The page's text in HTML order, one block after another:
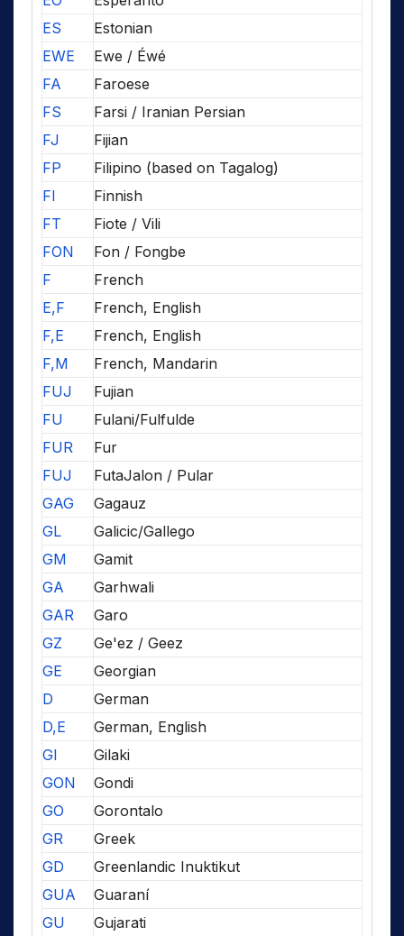
ES
Estonian
EWE
Ewe / Éwé
FA
Faroese
FS
Farsi / Iranian Persian
FJ
Fijian
FP
Filipino (based on Tagalog)
FI
Finnish
FT
Fiote / Vili
FON
Fon / Fongbe
F
French
E,F
French, English
F,E
French, English
F,M
French, Mandarin
FUJ
Fujian
FU
Fulani/Fulfulde
FUR
Fur
FUJ
FutaJalon / Pular
GAG
Gagauz
GL
Galicic/Gallego
GM
Gamit
GA
Garhwali
GAR
Garo
GZ
Ge'ez / Geez
GE
Georgian
D
German
D,E
German, English
GI
Gilaki
GON
Gondi
GO
Gorontalo
GR
Greek
GD
Greenlandic Inuktikut
GUA
Guaraní
GU
Gujarati